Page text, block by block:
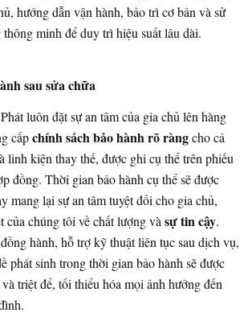
hướng dẫn vận hành, bảo trì cơ bản và sử
minh để duy trì hiệu suất lâu dài.
sau sửa chữa
luôn đặt sự an tâm của gia chủ lên hàng
cấpchính sách bảo hành rõ ràngcho cả
linh kiện thay thế, được ghi cụ thể trên phiếu
đồng. Thời gian bảo hành cụ thể sẽ được
mang lại sự an tâm tuyệt đối cho gia chủ,
của chúng tôi về chất lượng và sự tin cậy.
hành, hỗ trợ kỹ thuật liên tục sau dịch vụ,
phát sinh trong thời gian bảo hành sẽ được
triệt để, tối thiểu hóa mọi ảnh hưởng đến